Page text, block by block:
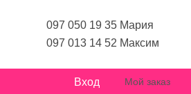
097 050 19 35 Мария
097 013 14 52 Максим
Вход Мой заказ